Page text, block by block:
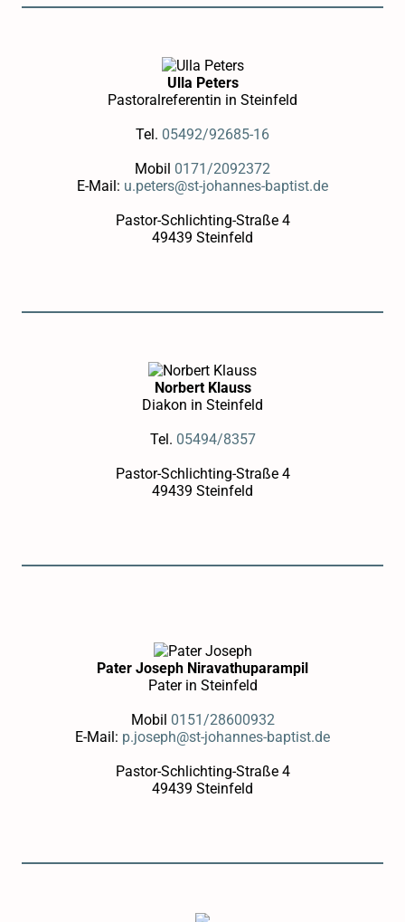
Ulla Peters
Pastoralreferentin in Steinfeld
Tel. 05492/92685-16
Mobil 0171/2092372
E-Mail: u.peters@st-johannes-baptist.de
Pastor-Schlichting-Straße 4
49439 Steinfeld
Norbert Klauss
Diakon in Steinfeld
Tel. 05494/8357
Pastor-Schlichting-Straße 4
49439 Steinfeld
Pater Joseph Niravathuparampil
Pater in Steinfeld
Mobil 0151/28600932
E-Mail: p.joseph@st-johannes-baptist.de
Pastor-Schlichting-Straße 4
49439 Steinfeld